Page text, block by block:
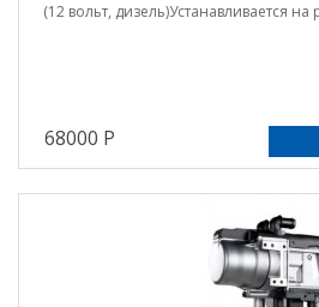
(12 вольт, дизель)Устанавливается на
68000 Р